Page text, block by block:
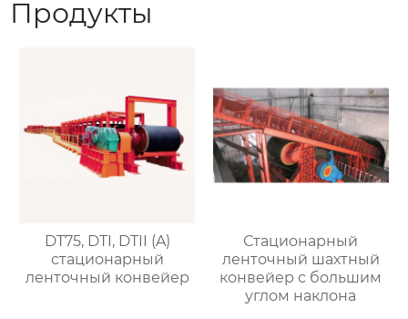
Продукты
DT75, DTI, DTII (A)
стационарный
ленточный конвейер
Стационарный
ленточный шахтный
конвейер с большим
углом наклона